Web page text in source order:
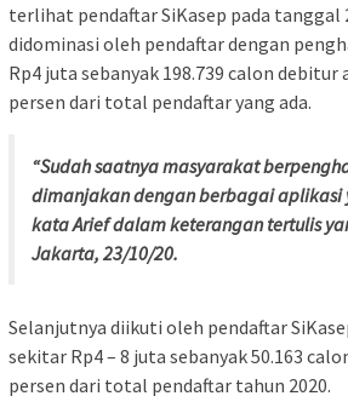
terlihat pendaftar SiKasep pada tanggal
didominasi oleh pendaftar dengan
Rp4 juta sebanyak 198.739 calon debitur
persen dari total pendaftar yang ada.
“Sudah saatnya masyarakat
dimanjakan dengan berbagai aplikasi
kata Arief dalam keterangan tertulis
Jakarta, 23/10/20.
Selanjutnya diikuti oleh pendaftar
sekitar Rp4 – 8 juta sebanyak 50.163
persen dari total pendaftar tahun 2020.